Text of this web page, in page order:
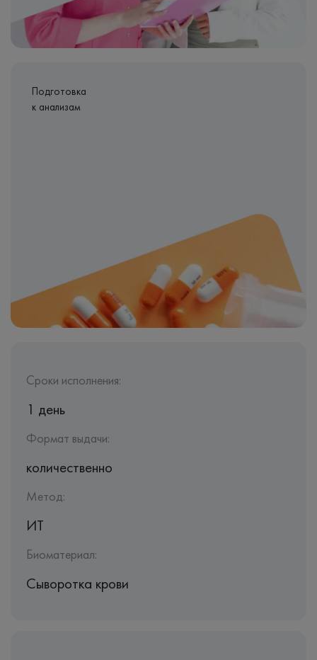
Подготовка
к анализам
Сроки исполнения:
1 день
Формат выдачи:
количественно
Метод:
ИТ
Биоматериал:
Сыворотка крови